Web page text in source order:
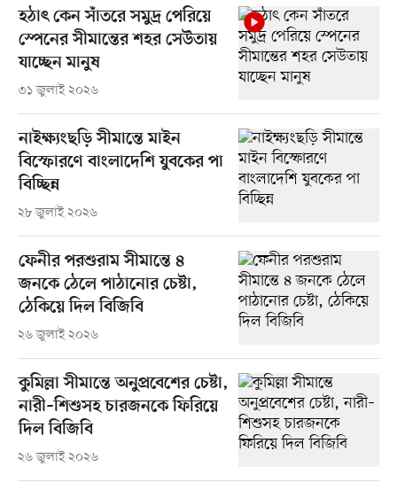
হঠাৎ কেন সাঁতরে সমুদ্র পেরিয়ে
স্পেনের সীমান্তের শহর সেউতায়
যাচ্ছেন মানুষ
৩১ জুলাই ২০২৬
নাইক্ষ্যংছড়ি সীমান্তে মাইন
বিস্ফোরণে বাংলাদেশি যুবকের পা
বিচ্ছিন্ন
২৮ জুলাই ২০২৬
ফেনীর পরশুরাম সীমান্তে ৪
জনকে ঠেলে পাঠানোর চেষ্টা,
ঠেকিয়ে দিল বিজিবি
২৬ জুলাই ২০২৬
কুমিল্লা সীমান্তে অনুপ্রবেশের চেষ্টা,
নারী–শিশুসহ চারজনকে ফিরিয়ে
দিল বিজিবি
২৬ জুলাই ২০২৬